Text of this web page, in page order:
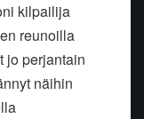
kilpailija
reunoilla
jo perjantain
näihin